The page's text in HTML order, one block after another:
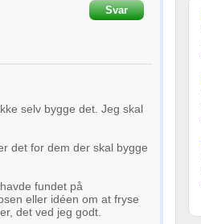
Svar
selv bygge det. Jeg skal
det for dem der skal bygge
fundet på
eller idéen om at fryse
det ved jeg godt.